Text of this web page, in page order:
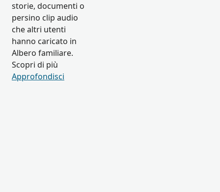
storie, documenti o
persino clip audio
che altri utenti
hanno caricato in
Albero familiare.
Scopri di più
Approfondisci